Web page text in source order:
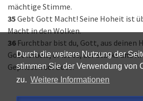
Durch die weitere Nutzung der
stimmen Sie der Verwendung von
zu. Weitere Informationen
mächtige Stimme.
35Gebt Gott Macht! Seine Hoheit ist
Macht in den Wolken.
36 Furchtbar bist du, Gott, aus deinen
Gott Israels, er ist es, der Stärke und
Gepriesen sei Gott!